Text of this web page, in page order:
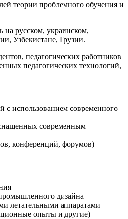
теории проблемного обучения и
на русском, украинском,
Узбекистане, Грузии.
педагогических работников
педагогических технологий,
с использованием современного
современным
конференций, форумов)
дизайна
летательными аппаратами
опыты и другие)